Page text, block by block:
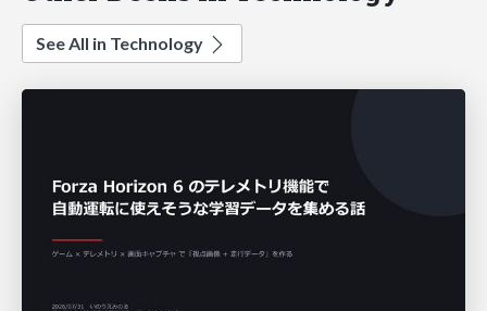
See All in Technology